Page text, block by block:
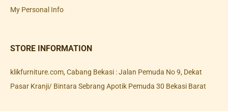
My Personal Info
STORE INFORMATION
klikfurniture.com, Cabang Bekasi : Jalan Pemuda No 9, Dekat
Pasar Kranji/ Bintara Sebrang Apotik Pemuda 30 Bekasi Barat